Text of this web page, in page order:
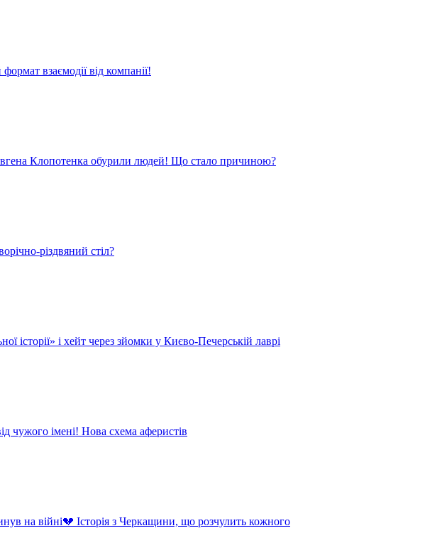
взаємодії від компанії!
Клопотенка обурили людей! Що стало причиною?
різдвяний стіл?
історії» і хейт через зйомки у Києво-Печерській лаврі
чужого імені! Нова схема аферистів
на війні💔 Історія з Черкащини, що розчулить кожного